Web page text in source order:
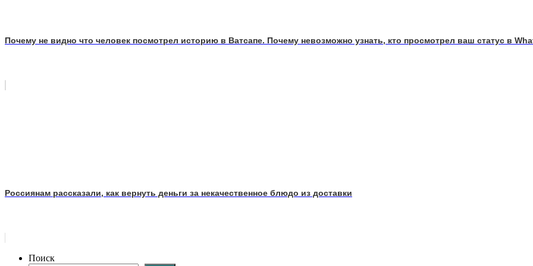
Почему не видно что человек посмотрел историю в Ватсапе. Почему невозможно узнать, кто просмотрел ваш статус в
Россиянам рассказали, как вернуть деньги за некачественное блюдо из доставки
Поиск